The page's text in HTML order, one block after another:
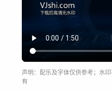
声明：配乐及字体仅供参考；水
有